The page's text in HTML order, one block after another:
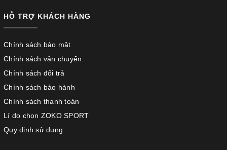
HỖ TRỢ KHÁCH HÀNG
Chính sách bảo mật
Chính sách vận chuyển
Chính sách đổi trả
Chính sách bảo hành
Chính sách thanh toán
Lí do chọn ZOKO SPORT
Quy định sử dụng